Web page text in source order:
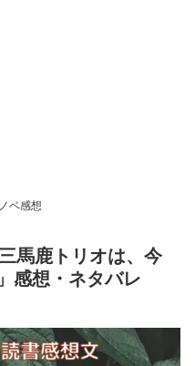
ベ感想
馬鹿トリオは、今
感想・ネタバレ